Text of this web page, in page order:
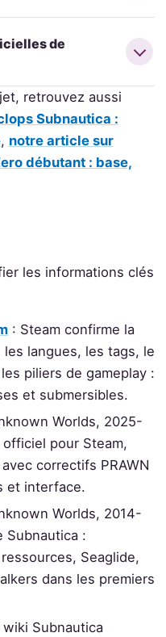
de
retrouvez aussi
Subnautica :
, notre article sur
débutant : base,
les informations clés
: Steam confirme la
langues, les tags, le
piliers de gameplay :
et submersibles.
Worlds, 2025-
pour Steam,
correctifs PRAWN
et interface.
Worlds, 2014-
Subnautica :
Seaglide,
dans les premiers
wiki Subnautica